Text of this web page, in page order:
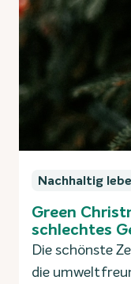
Nachhaltig
Green
schlechtes
Die schönste
die